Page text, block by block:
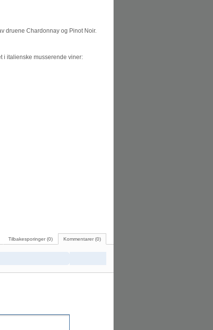
druene Chardonnay og Pinot Noir.
i italienske musserende viner:
Kommentarer (0)
Tilbakesporinger (0)